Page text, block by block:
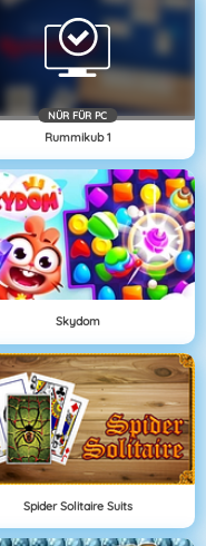
NÜR FÜR PC
Rummikub 1
Skydom
Spider Solitaire Suits